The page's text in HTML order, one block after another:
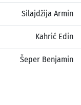
Silajdžija Armin
Kahrić Edin
Šeper Benjamin